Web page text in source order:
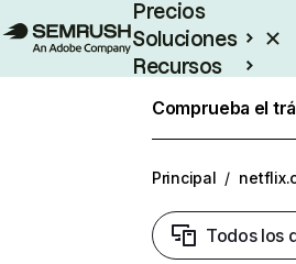
Precios
Soluciones
Recursos
Comprueba el
Principal /
Todos los